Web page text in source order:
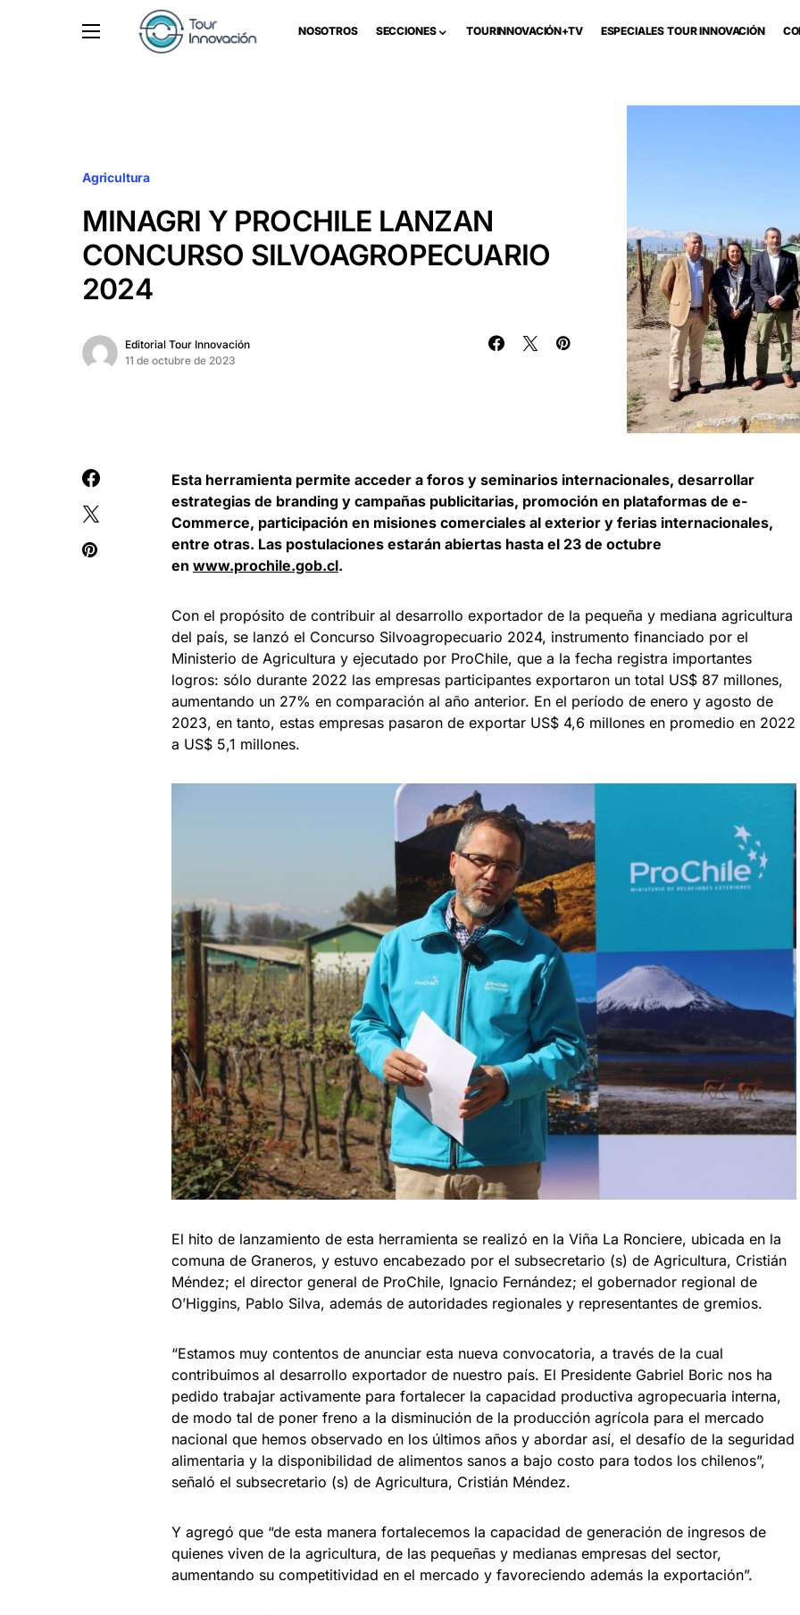
NOSOTROS SECCIONES TOURINNOVACIÓN+TV ESPECIALES TOUR INNOVACIÓN
Agricultura
MINAGRI Y PROCHILE LANZAN
CONCURSO SILVOAGROPECUARIO
2024
Editorial Tour Innovación
11 de octubre de 2023
Esta herramienta permite acceder a foros y seminarios internacionales, desarrollar
estrategias de branding y campañas publicitarias, promoción en plataformas de e-
Commerce, participación en misiones comerciales al exterior y ferias internacionales,
entre otras. Las postulaciones estarán abiertas hasta el 23 de octubre
en www.prochile.gob.cl.
Con el propósito de contribuir al desarrollo exportador de la pequeña y mediana agricultura
del país, se lanzó el Concurso Silvoagropecuario 2024, instrumento financiado por el
Ministerio de Agricultura y ejecutado por ProChile, que a la fecha registra importantes
logros: sólo durante 2022 las empresas participantes exportaron un total US$ 87 millones,
aumentando un 27% en comparación al año anterior. En el período de enero y agosto de
2023, en tanto, estas empresas pasaron de exportar US$ 4,6 millones en promedio en 2022
a US$ 5,1 millones.
El hito de lanzamiento de esta herramienta se realizó en la Viña La Ronciere, ubicada en la
comuna de Graneros, y estuvo encabezado por el subsecretario (s) de Agricultura, Cristián
Méndez; el director general de ProChile, Ignacio Fernández; el gobernador regional de
O’Higgins, Pablo Silva, además de autoridades regionales y representantes de gremios.
“Estamos muy contentos de anunciar esta nueva convocatoria, a través de la cual
contribuimos al desarrollo exportador de nuestro país. El Presidente Gabriel Boric nos ha
pedido trabajar activamente para fortalecer la capacidad productiva agropecuaria interna,
de modo tal de poner freno a la disminución de la producción agrícola para el mercado
nacional que hemos observado en los últimos años y abordar así, el desafío de la seguridad
alimentaria y la disponibilidad de alimentos sanos a bajo costo para todos los chilenos”,
señaló el subsecretario (s) de Agricultura, Cristián Méndez.
Y agregó que “de esta manera fortalecemos la capacidad de generación de ingresos de
quienes viven de la agricultura, de las pequeñas y medianas empresas del sector,
aumentando su competitividad en el mercado y favoreciendo además la exportación”.